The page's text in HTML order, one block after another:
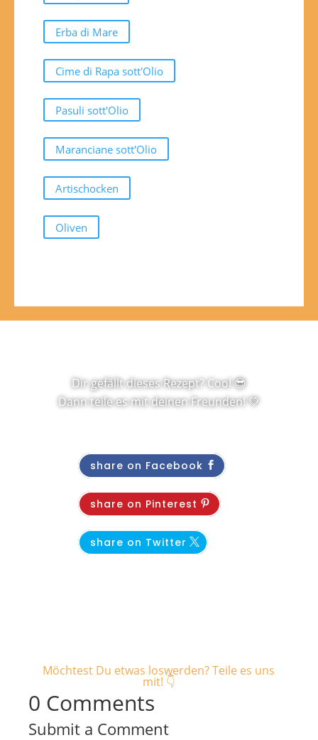
Erba di Mare
Cime di Rapa sott'Olio
Pasuli sott'Olio
Maranciane sott'Olio
Artischocken
Oliven
Dir gefällt dieses Rezept? Cool 😎
Dann teile es mit deinen Freunden! 💚
share on Facebook
share on Pinterest
share on Twitter
Möchtest Du etwas loswerden? Teile es uns
mit! 👇
0 Comments
Submit a Comment